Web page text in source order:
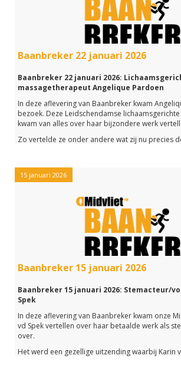
Het werd een leuke aflevering die je me de link
geheel kunt beluisteren.
Baanbreker 22 januari 2026
Baanbreker 22 januari 2026:
massagetherapeut Angelique Pardoen
In deze aflevering van Baanbreker kwam
bezoek. Deze Leidschendamse
kwam van alles over haar bijzondere werk
Zo vertelde ze onder andere wat zij nu precies
Verder hadden we in deze aflevering een
Koeleman over haar eigen onderneming Waves
Deze week is zij uitgeroepn tot Ondernemer van
huis aan huisblad het Krantje.
Heb je aflevering gemist of wil je het nogmaals
15 januari 2026
Baanbreker 15 januari 2026
Baanbreker 15 januari 2026: Stemacteur/
Spek
In deze aflevering van Baanbreker kwam onze
vd Spek vertellen over haar betaalde werk als
over.
Het werd een gezellige uitzending waarbij Karin